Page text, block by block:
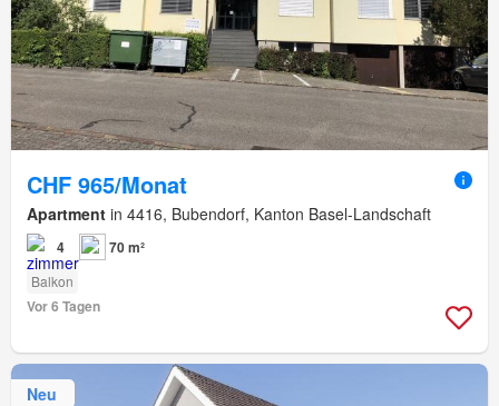
CHF 965/Monat
Apartment in 4416, Bubendorf, Kanton Basel-Landschaft
4 70 m²
Balkon
Vor 6 Tagen
Neu